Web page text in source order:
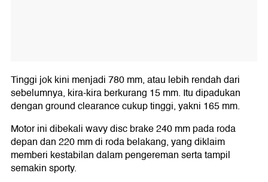
Tinggi jok kini menjadi 780 mm, atau lebih rendah dari
sebelumnya, kira-kira berkurang 15 mm. Itu dipadukan
dengan ground clearance cukup tinggi, yakni 165 mm.
Motor ini dibekali wavy disc brake 240 mm pada roda
depan dan 220 mm di roda belakang, yang diklaim
memberi kestabilan dalam pengereman serta tampil
semakin sporty.